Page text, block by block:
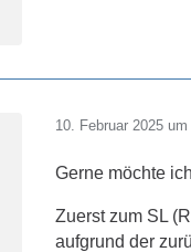
10. Februar 2025
Gerne möchte
Zuerst zum SL
aufgrund der